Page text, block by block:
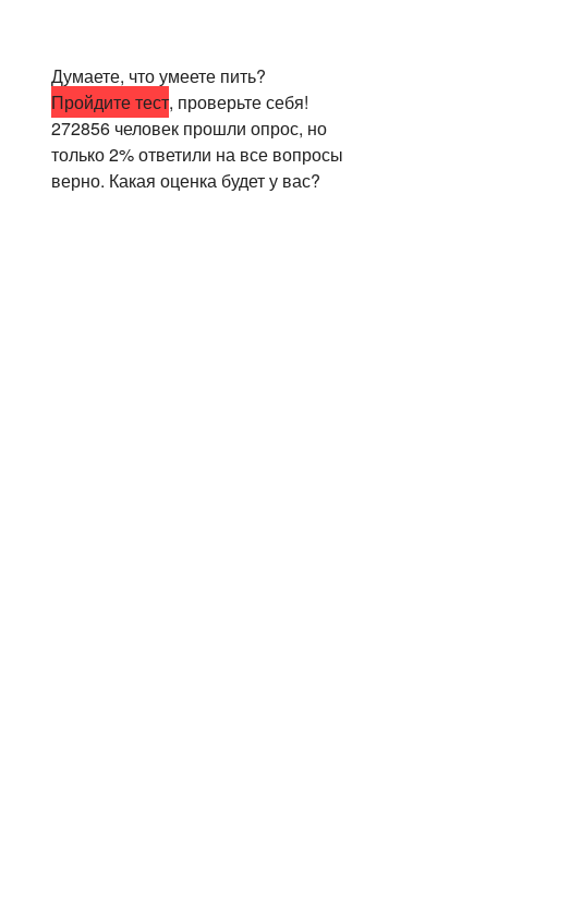
Думаете, что умеете пить?
Пройдите тест, проверьте себя!
272856 человек прошли опрос, но
только 2% ответили на все вопросы
верно. Какая оценка будет у вас?